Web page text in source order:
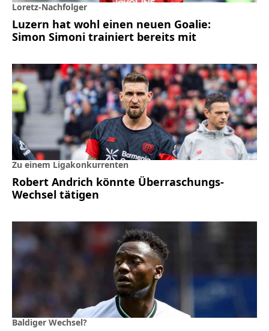
Loretz-Nachfolger
Luzern hat wohl einen neuen Goalie:
Simon Simoni trainiert bereits mit
Zu einem Ligakonkurrenten
Robert Andrich könnte Überraschungs-
Wechsel tätigen
Baldiger Wechsel?